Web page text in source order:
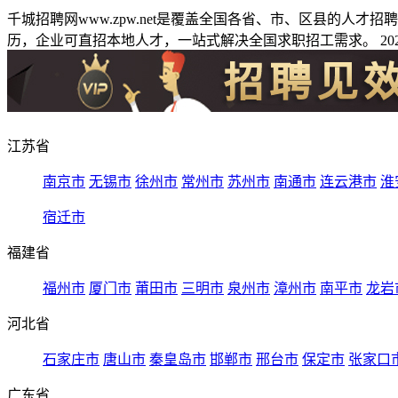
千城招聘网www.zpw.net是覆盖全国各省、市、区县的人才
历，企业可直招本地人才，一站式解决全国求职招工需求。
江苏省
南京市 无锡市 徐州市 常州市 苏州市 南通市 连云港市 淮
宿迁市
福建省
福州市 厦门市 莆田市 三明市 泉州市 漳州市 南平市 龙岩
河北省
石家庄市 唐山市 秦皇岛市 邯郸市 邢台市 保定市 张家口
广东省